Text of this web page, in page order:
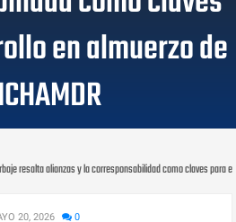
en almuerzo de
resalta alianzas y la corresponsabilidad como claves para
20, 2026 0